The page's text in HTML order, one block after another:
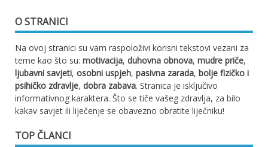
O STRANICI
Na ovoj stranici su vam raspoloživi korisni tekstovi vezani za
teme kao što su: motivacija, duhovna obnova, mudre priče,
ljubavni savjeti, osobni uspjeh, pasivna zarada, bolje fizičko i
psihičko zdravlje, dobra zabava. Stranica je isključivo
informativnog karaktera. Što se tiče vašeg zdravlja, za bilo
kakav savjet ili liječenje se obavezno obratite liječniku!
TOP ČLANCI